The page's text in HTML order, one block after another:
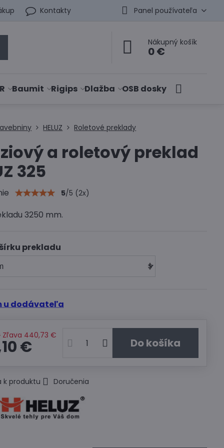
Kontakty Panel používateľa
Nákupný košík
0 €
Baumit Rigips Dlažba OSB dosky
HELUZ Roletové preklady
a roletový preklad
325
5/5 (2x)
3250 mm.
prekladu
u dodávateľa
Zľava 440,73 €
€ Do košíka
k produktu Doručenia